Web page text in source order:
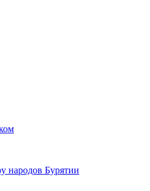
народов Бурятии